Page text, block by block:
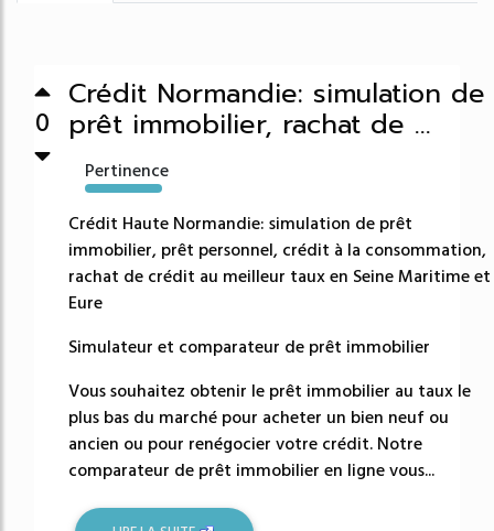
0
Crédit Normandie: simulation de
prêt immobilier, rachat de ...
Pertinence
29289%
Crédit Haute Normandie: simulation de prêt
immobilier, prêt personnel, crédit à la consommation,
rachat de crédit au meilleur taux en Seine Maritime et
Eure
Simulateur et comparateur de prêt immobilier
Vous souhaitez obtenir le prêt immobilier au taux le
plus bas du marché pour acheter un bien neuf ou
ancien ou pour renégocier votre crédit. Notre
comparateur de prêt immobilier en ligne vous...